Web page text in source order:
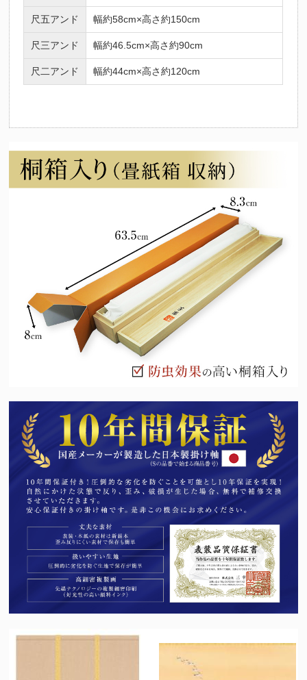
尺五アンド 幅約58cm×高さ約150cm
尺三アンド 幅約46.5cm×高さ約90cm
尺二アンド 幅約44cm×高さ約120cm